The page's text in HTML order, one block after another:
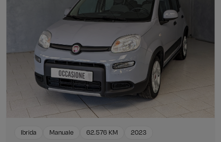
Ibrida Manuale 62.576 KM 2023